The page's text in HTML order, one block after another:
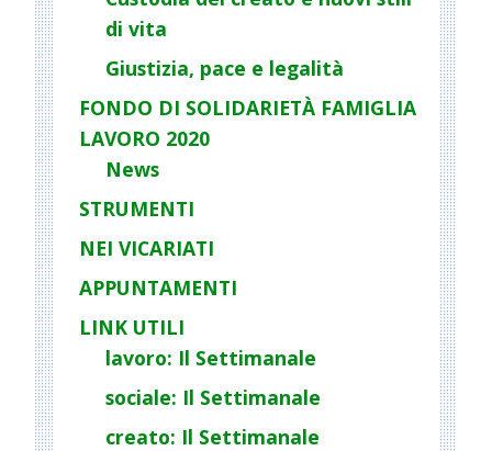
di vita
Giustizia, pace e legalità
FONDO DI SOLIDARIETÀ FAMIGLIA
LAVORO 2020
News
STRUMENTI
NEI VICARIATI
APPUNTAMENTI
LINK UTILI
lavoro: Il Settimanale
sociale: Il Settimanale
creato: Il Settimanale